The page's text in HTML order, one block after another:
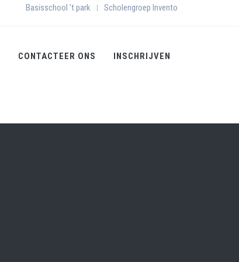
Basisschool 't park | Scholengroep Invento
CONTACTEER ONS INSCHRIJVEN